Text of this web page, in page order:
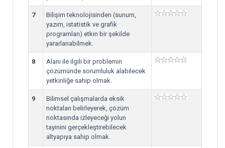
7
Bilişim teknolojisinden (sunum,
yazım, istatistik ve grafik
programları) etkin bir şekilde
yararlanabilmek.
8
Alanı ile ilgili bir problemin
çözümünde sorumluluk alabilecek
yetkinliğe sahip olmak.
9
Bilimsel çalışmalarda eksik
noktaları belirleyerek, çözüm
noktasında izleyeceği yolun
tayinini gerçekleştirebilecek
altyapıya sahip olmak.